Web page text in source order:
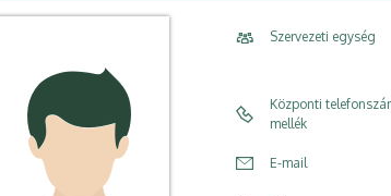
Szervezeti egység
Központi
mellék
E-mail